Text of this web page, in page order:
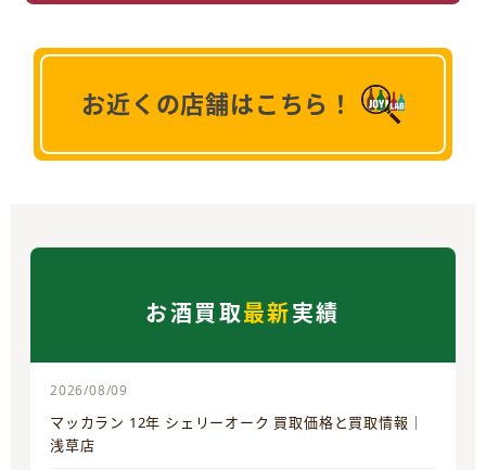
お近くの店舗はこちら！
お酒買取最新実績
2026/08/09
マッカラン 12年 シェリーオーク 買取価格と買取情報｜
浅草店